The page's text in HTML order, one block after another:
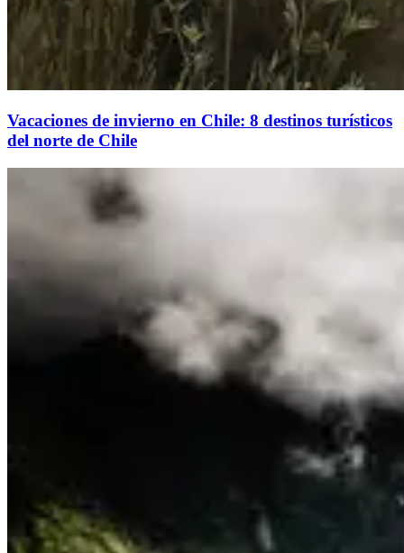
Vacaciones de invierno en Chile: 8 destinos turísticos
del norte de Chile